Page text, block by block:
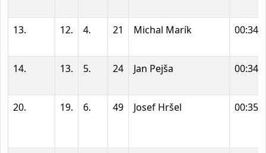
13. 12. 4. 21 Michal Marík
14. 13. 5. 24 Jan Pejša
20. 19. 6. 49 Josef Hršel